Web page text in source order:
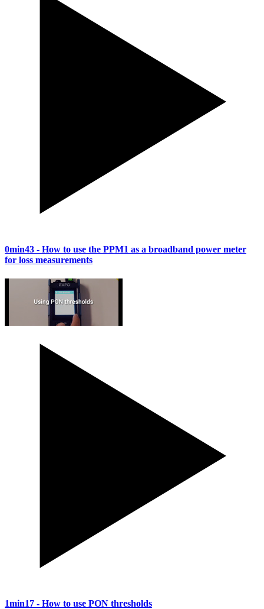
0min43 - How to use the PPM1 as a broadband power meter
for loss measurements
1min17 - How to use PON thresholds